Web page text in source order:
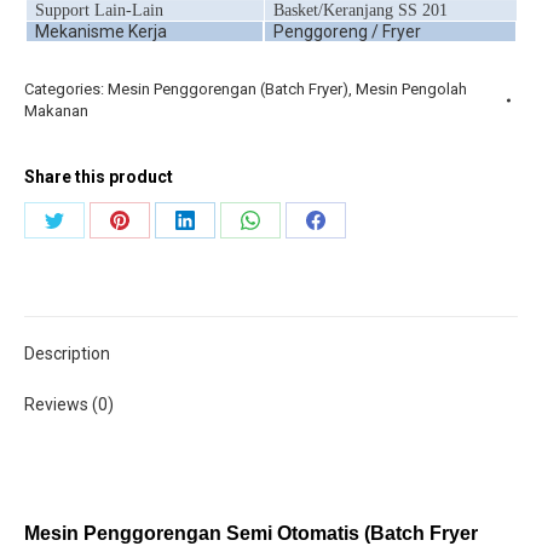
Support Lain-Lain
Basket/Keranjang SS 201
Mekanisme Kerja Penggoreng / Fryer
Categories: Mesin Penggorengan (Batch Fryer), Mesin Pengolah
Makanan
Share this product
Share
Share
Share
Share
Share
Description
Reviews (0)
Mesin Penggorengan Semi Otomatis (Batch Fryer